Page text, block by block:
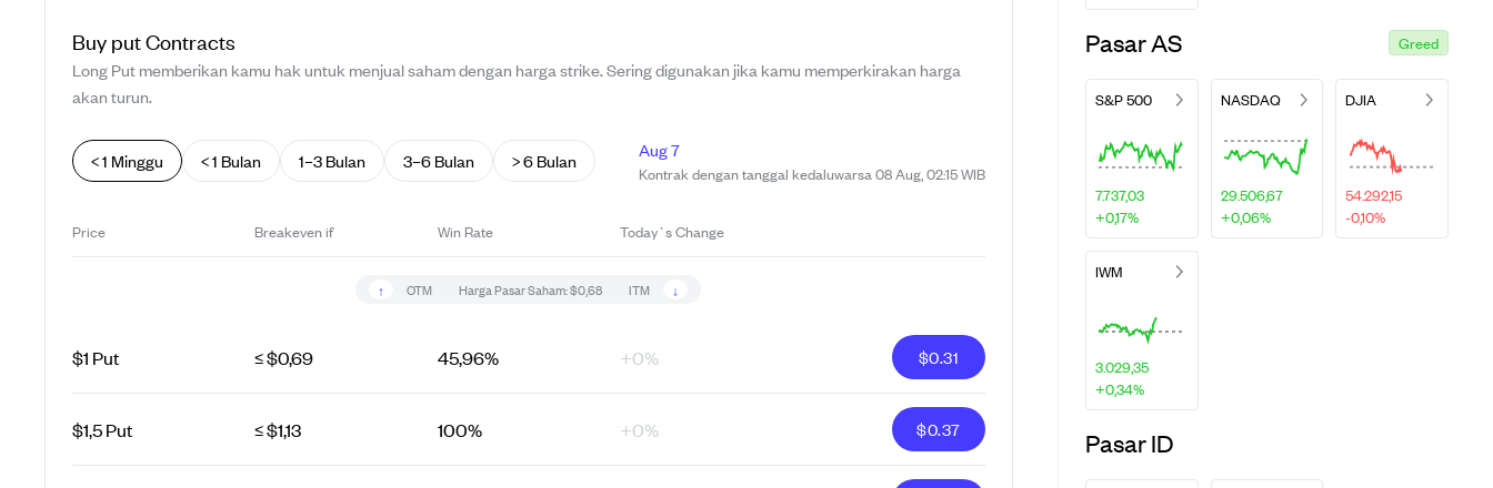
Buy putContracts
Long Put memberikan kamu hak untuk menjual saham dengan harga strike. Sering digunakan jika kamu memperkirakan harga
akan turun.
< 1 Minggu < 1 Bulan 1–3 Bulan 3–6 Bulan > 6 Bulan Aug 7
Kontrak dengan tanggal kedaluwarsa 08 Aug, 02:15 WIB
Price Breakeven if Win Rate Today`s Change
↑ OTM Harga Pasar Saham:$0,68 ITM ↓
$1 Put ≤ $0,69 45,96% +0% $0.31
$1,5 Put ≤ $1,13 100% +0% $0.37
Pasar AS Greed
S&P 500
7.737,03
+0,17%
NASDAQ
29.506,67
+0,06%
DJIA
54.292,15
-0,10%
IWM
3.029,35
+0,34%
Pasar ID